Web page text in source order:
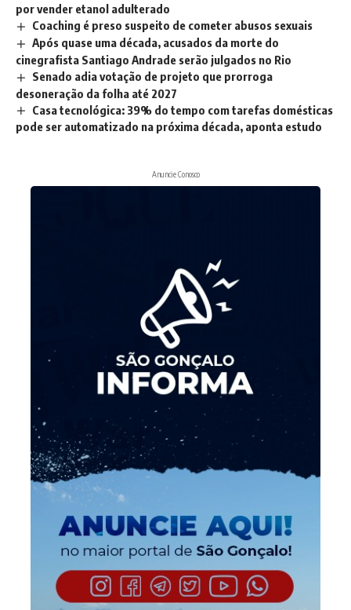
por vender etanol adulterado
Coaching é preso suspeito de cometer abusos sexuais
Após quase uma década, acusados da morte do
cinegrafista Santiago Andrade serão julgados no Rio
Senado adia votação de projeto que prorroga
desoneração da folha até 2027
Casa tecnológica: 39% do tempo com tarefas domésticas
pode ser automatizado na próxima década, aponta estudo
Anuncie Conosco